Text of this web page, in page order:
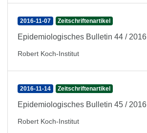
2016-11-07 Zeitschriftenartikel
Epidemiologisches Bulletin 44 / 2016
Robert Koch-Institut
2016-11-14 Zeitschriftenartikel
Epidemiologisches Bulletin 45 / 2016
Robert Koch-Institut